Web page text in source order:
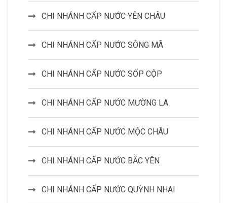
CHI NHÁNH CẤP NƯỚC YÊN CHÂU
CHI NHÁNH CẤP NƯỚC SÔNG MÃ
CHI NHÁNH CẤP NƯỚC SỐP CỘP
CHI NHÁNH CẤP NƯỚC MƯỜNG LA
CHI NHÁNH CẤP NƯỚC MỘC CHÂU
CHI NHÁNH CẤP NƯỚC BẮC YÊN
CHI NHÁNH CẤP NƯỚC QUỲNH NHAI